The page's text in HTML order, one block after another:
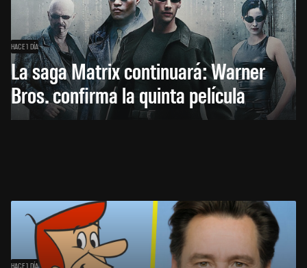
HACE 1 DÍA
La saga Matrix continuará: Warner
Bros. confirma la quinta película
HACE 1 DÍA